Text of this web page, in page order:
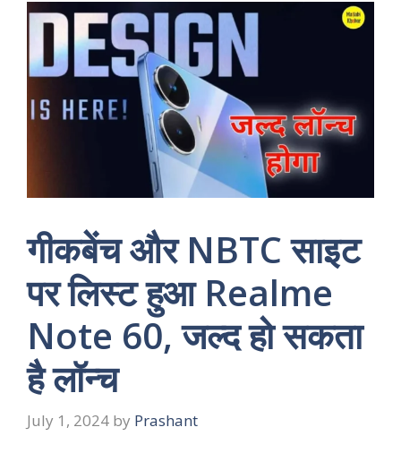
गीकबेंच और NBTC साइट
पर लिस्ट हुआ Realme
Note 60, जल्द हो सकता
है लॉन्च
July 1, 2024 by Prashant